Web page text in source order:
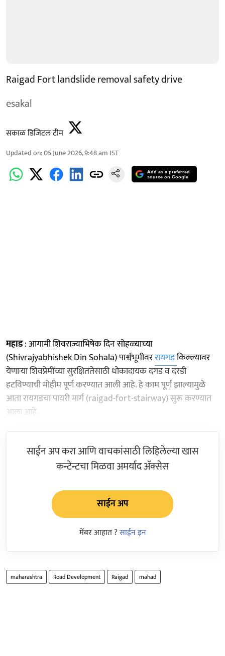
Raigad Fort landslide removal safety drive
esakal
सकाळ डिजिटल टीम
Updated on:05 June 2026, 9:48 am IST
Add as a preferred
source on Google
महाड: आगामी शिवराज्याभिषेक दिन सोहळ्याच्या
(Shivrajyabhishek Din Sohala) पार्श्वभूमीवररायगडकिल्ल्यावर
येणाऱ्या शिवप्रेमींच्या सुरक्षिततेसाठी धोकादायक दगड व दरडी
हटविण्याची मोहीम पूर्ण करण्यात आली आहे. हे काम पूर्ण झाल्यामुळे
आता रायगडचा पायरी मार्ग (raigad-fort-stairway) सुरू करण्यात
आला आहे.
साईन अप करा आणि वाचकांसाठी लिहिलेल्या खास
कन्टेन्टचा मिळवा अमर्याद ॲक्सेस
साईन अप
मेंबर आहात ?साईन इन
maharashtra Road Development Raigad mahad